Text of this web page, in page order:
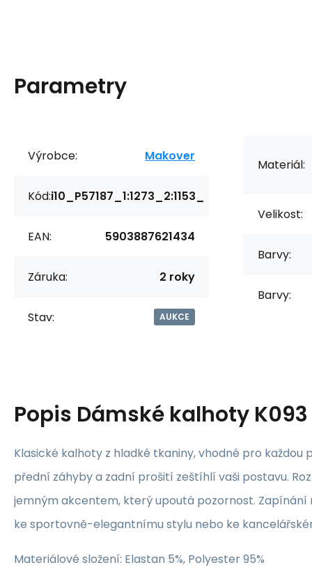
Parametry
Výrobce: Makover
Kód:i10_P57187_1:1273_2:1153_
EAN: 5903887621434
Záruka: 2 roky
Stav: AUKCE
Materiál:
Velikost:
Barvy:
Barvy:
Popis Dámské kalhoty
Klasické kalhoty z hladké tkaniny, vhodné pro každou
přední záhyby a zadní prošití zeštíhlí vaši postavu.
jemným akcentem, který upoutá pozornost. Zapínání
ke sportovně-elegantnímu stylu nebo ke
Materiálové složení: Elastan 5%, Polyester 95%